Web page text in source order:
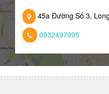
45a Đường Số 3,
0932497995